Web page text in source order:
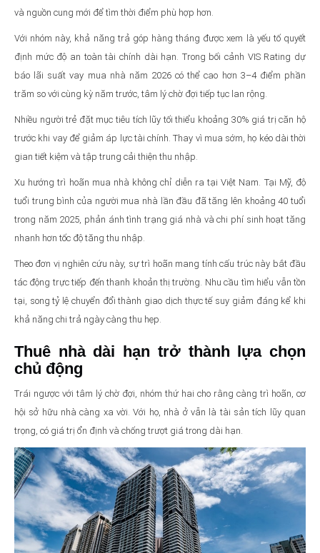
và nguồn cung mới để tìm thời điểm phù hợp hơn.
Với nhóm này, khả năng trả góp hàng tháng được xem là yếu tố quyết
định mức độ an toàn tài chính dài hạn. Trong bối cảnh VIS Rating dự
báo lãi suất vay mua nhà năm 2026 có thể cao hơn 3–4 điểm phần
trăm so với cùng kỳ năm trước, tâm lý chờ đợi tiếp tục lan rộng.
Nhiều người trẻ đặt mục tiêu tích lũy tối thiểu khoảng 30% giá trị căn hộ
trước khi vay để giảm áp lực tài chính. Thay vì mua sớm, họ kéo dài thời
gian tiết kiệm và tập trung cải thiện thu nhập.
Xu hướng trì hoãn mua nhà không chỉ diễn ra tại Việt Nam. Tại Mỹ, độ
tuổi trung bình của người mua nhà lần đầu đã tăng lên khoảng 40 tuổi
trong năm 2025, phản ánh tình trạng giá nhà và chi phí sinh hoạt tăng
nhanh hơn tốc độ tăng thu nhập.
Theo đơn vị nghiên cứu này, sự trì hoãn mang tính cấu trúc này bắt đầu
tác động trực tiếp đến thanh khoản thị trường. Nhu cầu tìm hiểu vẫn tồn
tại, song tỷ lệ chuyển đổi thành giao dịch thực tế suy giảm đáng kể khi
khả năng chi trả ngày càng thu hẹp.
Thuê nhà dài hạn trở thành lựa chọn
chủ động
Trái ngược với tâm lý chờ đợi, nhóm thứ hai cho rằng càng trì hoãn, cơ
hội sở hữu nhà càng xa vời. Với họ, nhà ở vẫn là tài sản tích lũy quan
trọng, có giá trị ổn định và chống trượt giá trong dài hạn.